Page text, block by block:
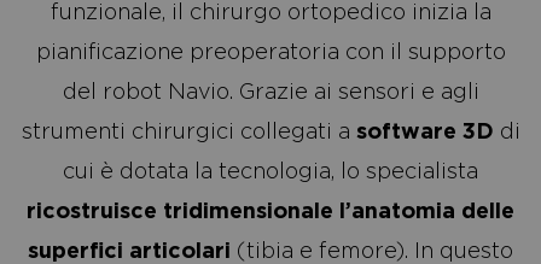
funzionale, il chirurgo ortopedico inizia la
pianificazione preoperatoria con il supporto
del robot Navio. Grazie ai sensori e agli
strumenti chirurgici collegati a software 3D di
cui è dotata la tecnologia, lo specialista
ricostruisce tridimensionale l’anatomia delle
superfici articolari (tibia e femore). In questo